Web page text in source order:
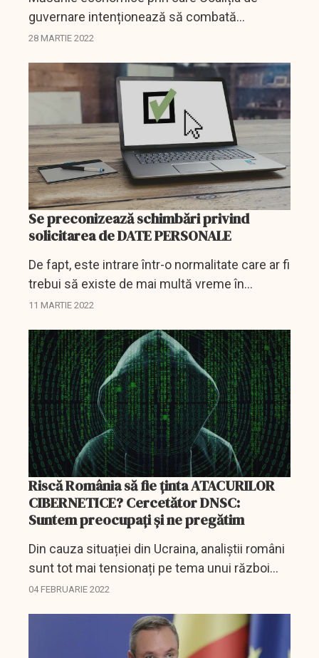
guvernare intenționează să combată
creșterile de prețuri sunt gata. Iar săptămâna
Întrebarea este dacă ele...
28 MARTIE 2022
Se preconizează schimbări privind
solicitarea de DATE PERSONALE
De fapt, este intrare într-o normalitate care ar fi
trebui să existe de mai multă vreme în
România. Dar cum se spune, mai bine mai
11 MARTIE 2022
Riscă România să fie ținta ATACURILOR
CIBERNETICE? Cercetător DNSC:
Suntem preocupați și ne pregătim
Din cauza situației din Ucraina, analiștii români
sunt tot mai tensionați pe tema unui război
cibernetic. Redactorii DCBusiness au găsit
04 FEBRUARIE 2022